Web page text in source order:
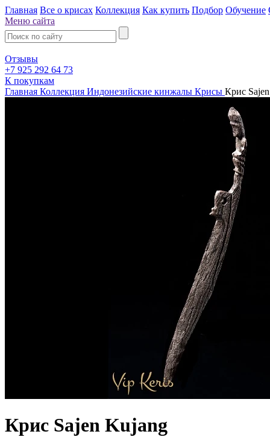
Главная Все о крисах Коллекция Как купить Подбор Обучение
Меню сайта
Отзывы
+7 925 292 64 73
К покупкам
Главная Коллекция Индонезийские кинжалы Крисы Крис
Крис Sajen Kujang